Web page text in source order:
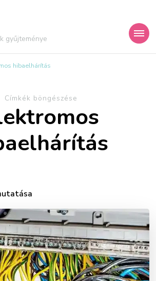
gyűjteménye
hibaelhárítás
Címkék böngészése